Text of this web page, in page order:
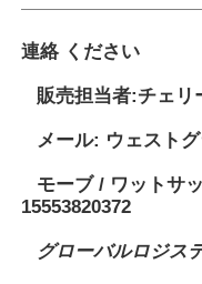
連絡 ください
販売担当者:チェリ
メール: ウェスト
モーブ / ワットサ
15553820372
グローバルロジス